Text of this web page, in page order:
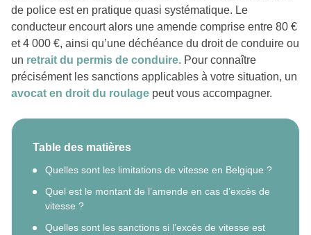
de police est en pratique quasi systématique. Le
conducteur encourt alors une amende comprise entre 80 €
et 4 000 €, ainsi qu’une déchéance du droit de conduire ou
un retrait du permis de conduire. Pour connaître
précisément les sanctions applicables à votre situation, un
avocat en droit du roulage peut vous accompagner.
Table des matières
Quelles sont les limitations de vitesse en Belgique ?
Quel est le montant de l’amende en cas d’excès de
vitesse ?
Quelles sont les sanctions si l’excès de vitesse est